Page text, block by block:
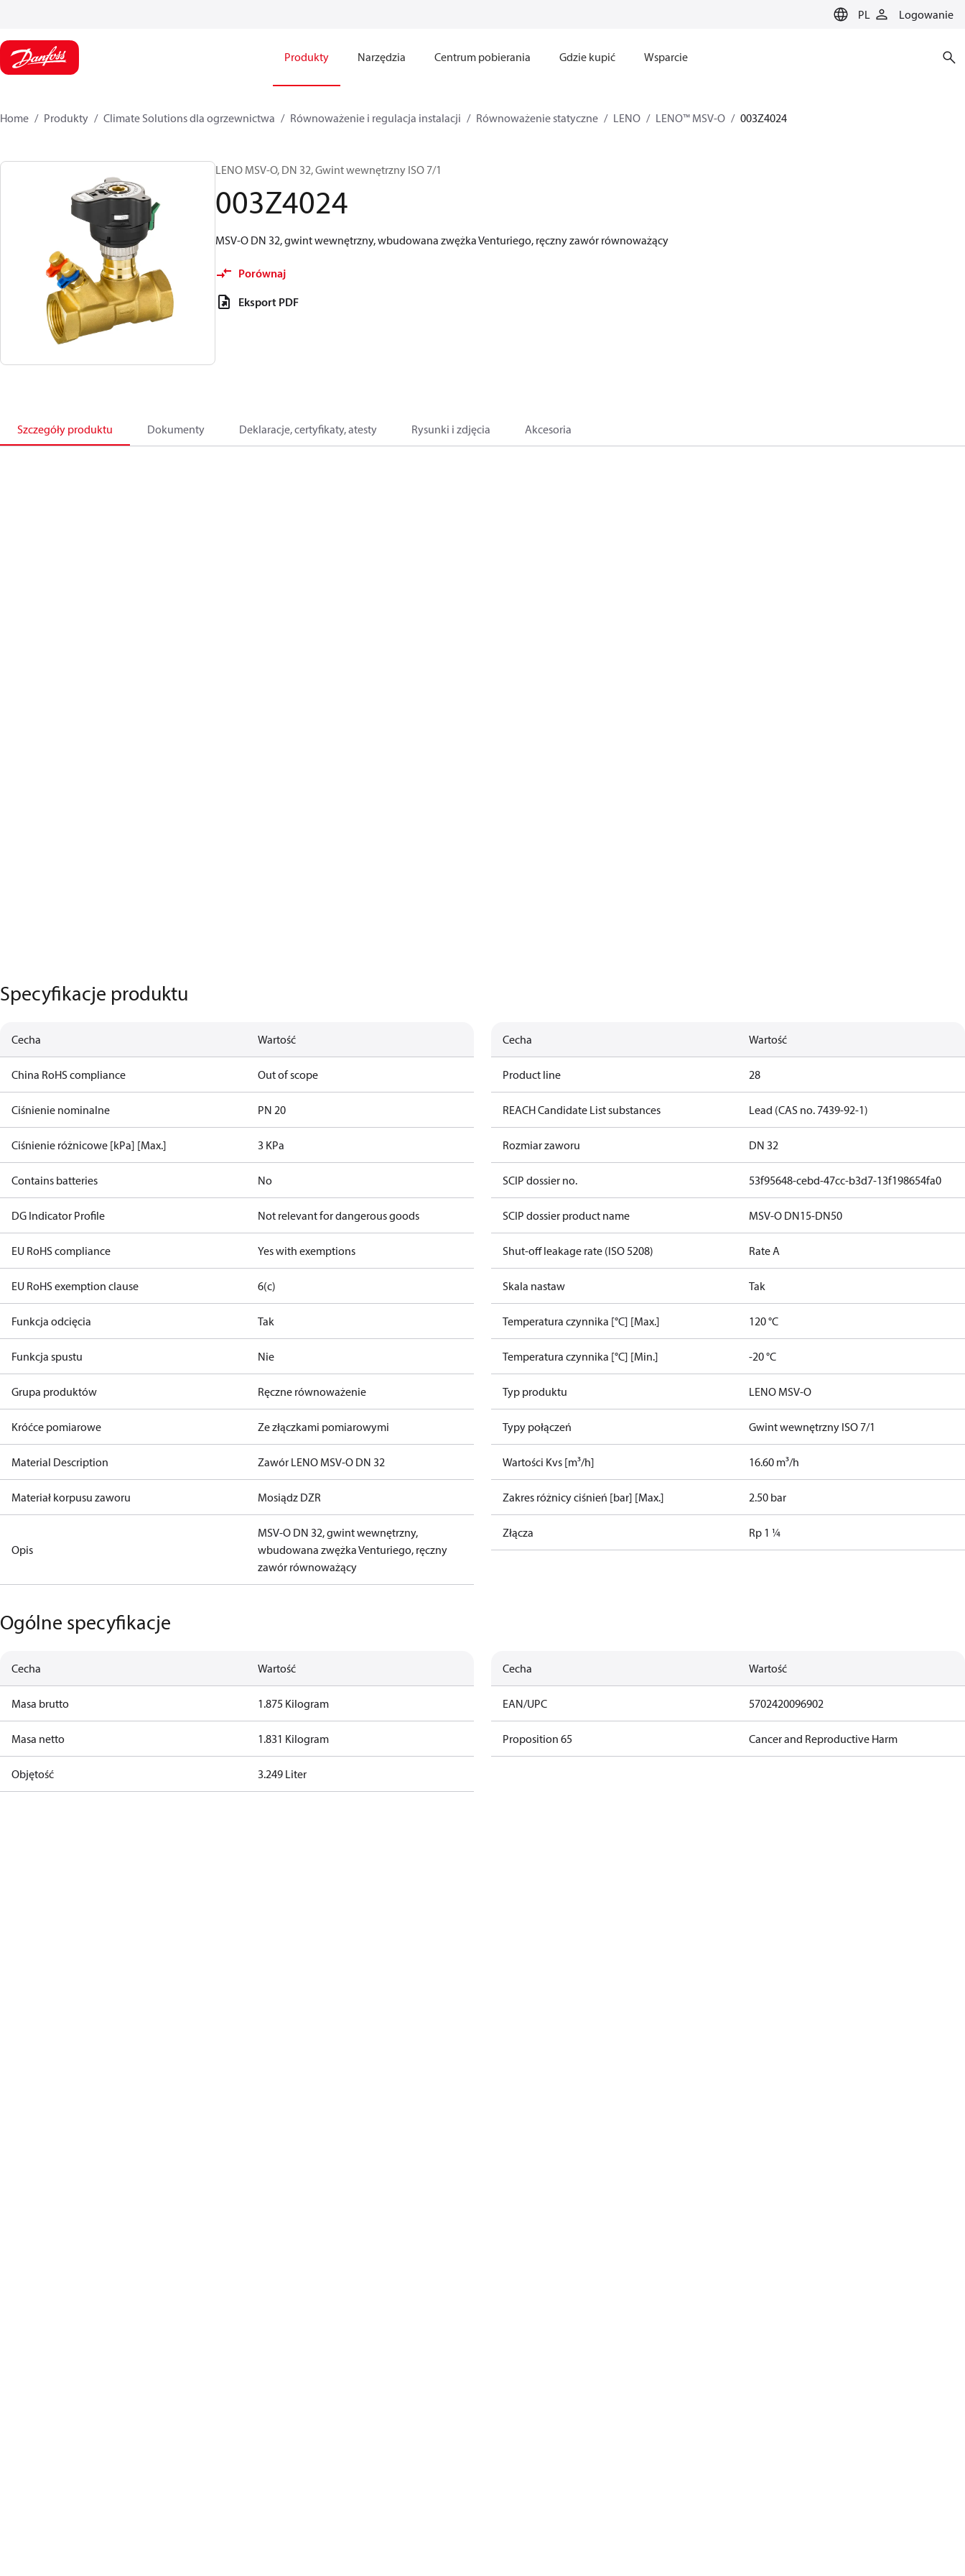
PL Logowanie
Produkty Narzędzia Centrum pobierania Gdzie kupić Wsparcie
Home Produkty Climate Solutions dla ogrzewnictwa Równoważenie i regulacja instalacji Równoważenie statyczne LENO LENO™ MSV-O 003Z4024
LENO MSV-O, DN 32, Gwint wewnętrzny ISO 7/1
003Z4024
MSV-O DN 32, gwint wewnętrzny, wbudowana zwężka Venturiego, ręczny zawór równoważący
Porównaj
Eksport PDF
Szczegóły produktu Dokumenty Deklaracje, certyfikaty, atesty Rysunki i zdjęcia Akcesoria
Specyfikacje produktu
Cecha Wartość
China RoHS compliance Out of scope
Ciśnienie nominalne PN 20
Ciśnienie różnicowe [kPa] [Max.] 3 KPa
Contains batteries No
DG Indicator Profile Not relevant for dangerous goods
EU RoHS compliance Yes with exemptions
EU RoHS exemption clause 6(c)
Funkcja odcięcia Tak
Funkcja spustu Nie
Grupa produktów Ręczne równoważenie
Króćce pomiarowe Ze złączkami pomiarowymi
Material Description Zawór LENO MSV-O DN 32
Materiał korpusu zaworu Mosiądz DZR
Opis
MSV-O DN 32, gwint wewnętrzny,
wbudowana zwężka Venturiego, ręczny
zawór równoważący
Cecha Wartość
Product line 28
REACH Candidate List substances Lead (CAS no. 7439-92-1)
Rozmiar zaworu DN 32
SCIP dossier no. 53f95648-cebd-47cc-b3d7-13f198654fa0
SCIP dossier product name MSV-O DN15-DN50
Shut-off leakage rate (ISO 5208) Rate A
Skala nastaw Tak
Temperatura czynnika [°C] [Max.] 120 °C
Temperatura czynnika [°C] [Min.] -20 °C
Typ produktu LENO MSV-O
Typy połączeń Gwint wewnętrzny ISO 7/1
Wartości Kvs [m³/h] 16.60 m³/h
Zakres różnicy ciśnień [bar] [Max.] 2.50 bar
Złącza Rp 1 ¼
Ogólne specyfikacje
Cecha Wartość
Masa brutto 1.875 Kilogram
Masa netto 1.831 Kilogram
Objętość 3.249 Liter
Cecha Wartość
EAN/UPC 5702420096902
Proposition 65 Cancer and Reproductive Harm